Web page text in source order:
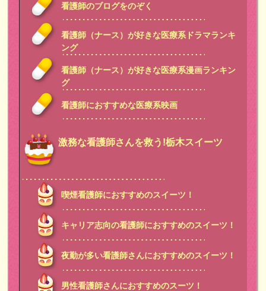
看護師のブログをのぞく
看護師（ナース）が好きな医療系ドラマランキ
ング
看護師（ナース）が好きな医療系漫画ランキン
グ
看護師におすすめな医療系映画
激務な看護師さんを救う!栃木スイーツ
喫煙看護師におすすめのスイーツ！
キャリア志向の看護師におすすめのスイーツ！
夜勤が多い看護師さんにおすすめのスイーツ！
男性看護師さんにおすすめのスーツ！